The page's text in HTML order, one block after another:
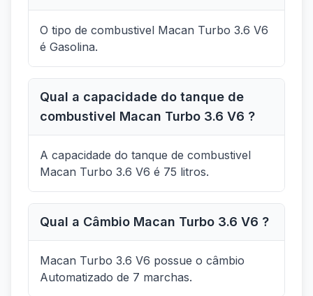
O tipo de combustivel Macan Turbo 3.6 V6
é Gasolina.
Qual a capacidade do tanque de
combustivel Macan Turbo 3.6 V6 ?
A capacidade do tanque de combustivel
Macan Turbo 3.6 V6 é 75 litros.
Qual a Câmbio Macan Turbo 3.6 V6 ?
Macan Turbo 3.6 V6 possue o câmbio
Automatizado de 7 marchas.